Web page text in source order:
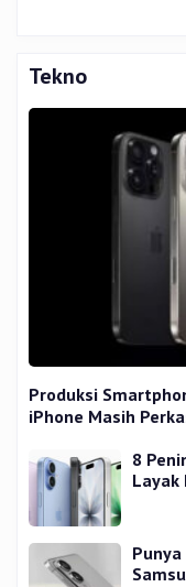
Tekno
Produksi
iPhone Masih
8
Layak